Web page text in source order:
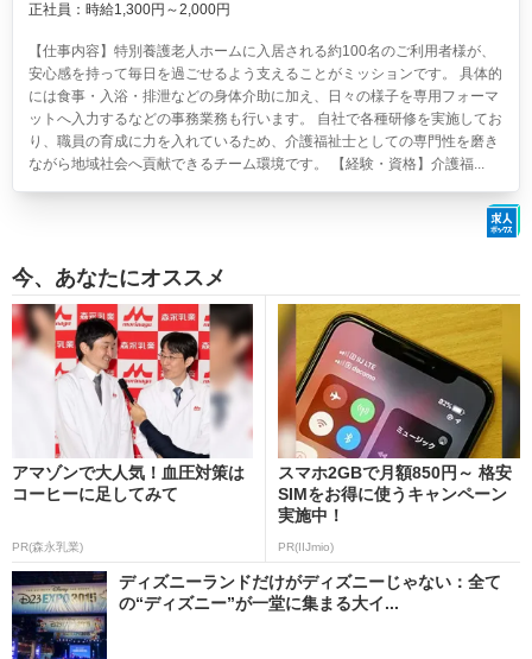
正社員：時給1,300円～2,000円
【仕事内容】特別養護老人ホームに入居される約100名のご利用者様が、
安心感を持って毎日を過ごせるよう支えることがミッションです。 具体的
には食事・入浴・排泄などの身体介助に加え、日々の様子を専用フォーマ
ットへ入力するなどの事務業務も行います。 自社で各種研修を実施してお
り、職員の育成に力を入れているため、介護福祉士としての専門性を磨き
ながら地域社会へ貢献できるチーム環境です。 【経験・資格】介護福...
今、あなたにオススメ
アマゾンで大人気！血圧対策は
コーヒーに足してみて
PR(森永乳業)
スマホ2GBで月額850円～ 格安
SIMをお得に使うキャンペーン
実施中！
PR(IIJmio)
ディズニーランドだけがディズニーじゃない：全て
の“ディズニー”が一堂に集まる大イ...